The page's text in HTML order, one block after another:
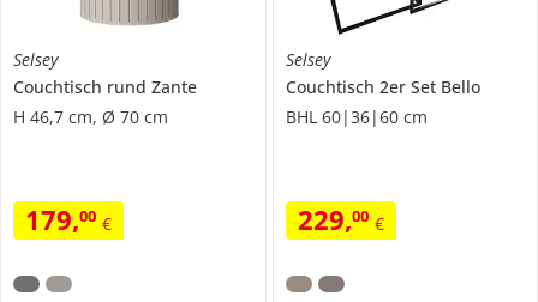
Selsey
Couchtisch rund Zante
H 46,7 cm, Ø 70 cm
179,00 €
Selsey
Couchtisch 2er Set Bello
BHL 60|36|60 cm
229,00 €